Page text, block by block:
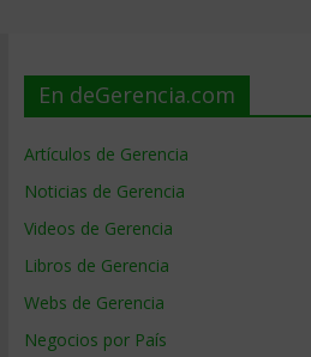
En deGerencia.com
Artículos de Gerencia
Noticias de Gerencia
Videos de Gerencia
Libros de Gerencia
Webs de Gerencia
Negocios por País